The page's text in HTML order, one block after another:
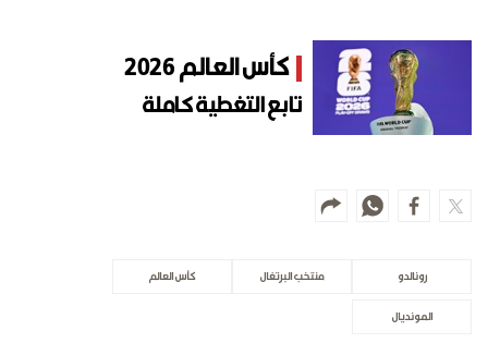
كأس العالم 2026
تابع التغطية كاملة
رونالدو منتخب البرتغال كأس العالم
المونديال